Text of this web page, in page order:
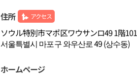
住所 アクセス
ソウル特別市マポ区ワウサンロ49 1階
서울특별시 마포구 와우산로 49 (상수동)
ホームページ